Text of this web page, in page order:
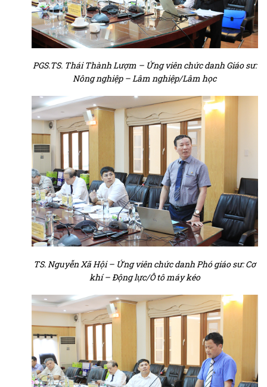
PGS.TS. Thái Thành Lượm – Ứng viên chức danh Giáo sư:
Nông nghiệp – Lâm nghiệp/Lâm học
TS. Nguyễn Xã Hội – Ứng viên chức danh Phó giáo sư: Cơ
khí – Động lực/Ô tô máy kéo​